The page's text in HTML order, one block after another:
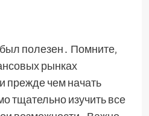
полезен․ Помните‚
рынках
прежде чем начать
тщательно изучить все